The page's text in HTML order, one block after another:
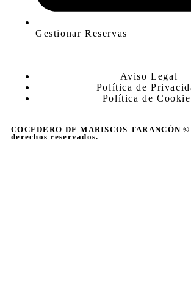
Gestionar Reservas
Aviso Legal
Política de
Política de
COCEDERO DE MARISCOS TARANCÓN
derechos reservados.